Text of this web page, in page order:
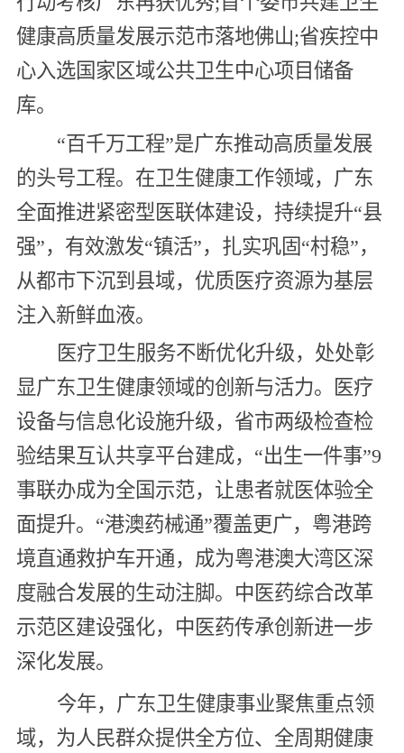
健康高质量发展示范市落地佛山;省疾控中
心入选国家区域公共卫生中心项目储备
库。
“百千万工程”是广东推动高质量发展
的头号工程。在卫生健康工作领域，广东
全面推进紧密型医联体建设，持续提升“县
强”，有效激发“镇活”，扎实巩固“村稳”，
从都市下沉到县域，优质医疗资源为基层
注入新鲜血液。
医疗卫生服务不断优化升级，处处彰
显广东卫生健康领域的创新与活力。医疗
设备与信息化设施升级，省市两级检查检
验结果互认共享平台建成，“出生一件事”9
事联办成为全国示范，让患者就医体验全
面提升。“港澳药械通”覆盖更广，粤港跨
境直通救护车开通，成为粤港澳大湾区深
度融合发展的生动注脚。中医药综合改革
示范区建设强化，中医药传承创新进一步
深化发展。
今年，广东卫生健康事业聚焦重点领
域，为人民群众提供全方位、全周期健康